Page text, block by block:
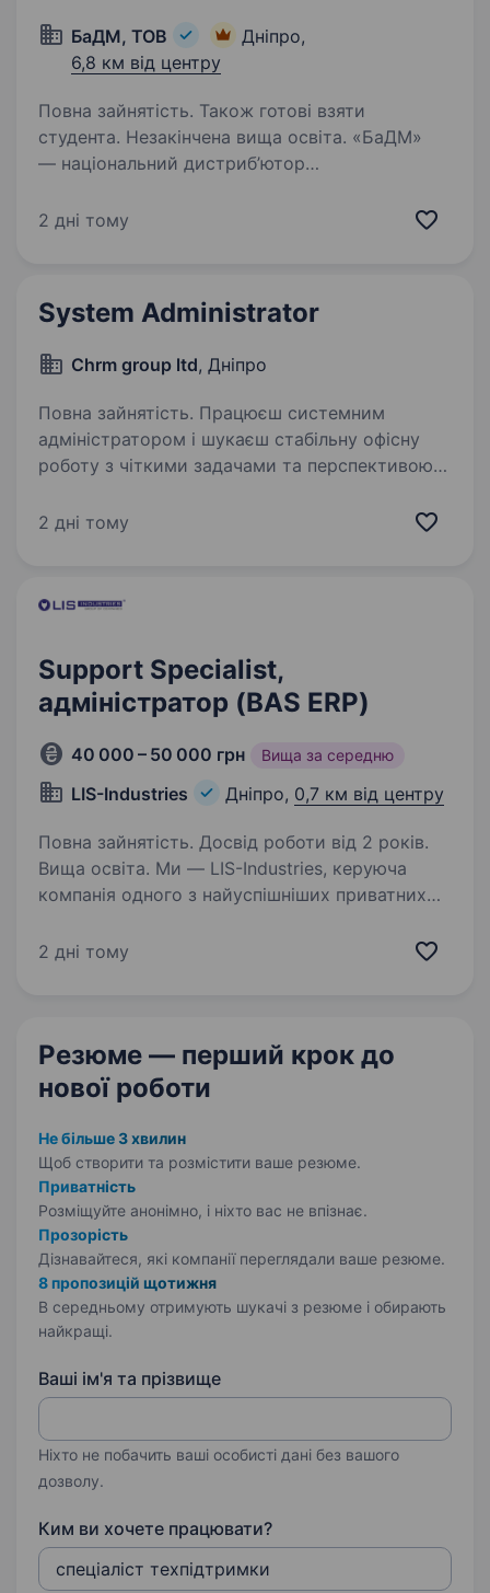
БаДМ, ТОВ
Дніпро,
6,8 км від центру
Повна зайнятість. Також готові взяти
студента. Незакінчена вища освіта. «БаДМ»
— національний дистриб’ютор
в силу нашої команди та забезпечуємо ліками
2 дні тому
System Administrator
Chrm group ltd, Дніпро
Повна зайнятість. Працюєш системним
адміністратором і шукаєш стабільну офісну
роботу з чіткими задачами та перспективою
до команди, яка працює з IT-інфраструктурою
2 дні тому
Support Specialist,
адміністратор (BAS ERP)
40 000 – 50 000 грн Вища за середню
LIS-Industries Дніпро, 0,7 км від центру
Повна зайнятість. Досвід роботи від 2 років.
Вища освіта. Ми — LIS-Industries, керуюча
компанія одного з найуспішніших приватних
напрямків діяльності, тому ми пропонуємо
2 дні тому
Резюме — перший крок до
нової роботи
Не більше 3 хвилин
Щоб створити та розмістити ваше резюме.
Приватність
Розміщуйте анонімно, і ніхто вас не впізнає.
Прозорість
Дізнавайтеся, які компанії переглядали ваше резюме.
8 пропозицій щотижня
В середньому отримують шукачі з резюме і обирають
найкращі.
Ваші ім'я та прізвище
Ніхто не побачить ваші особисті дані без вашого
дозволу.
Ким ви хочете працювати?